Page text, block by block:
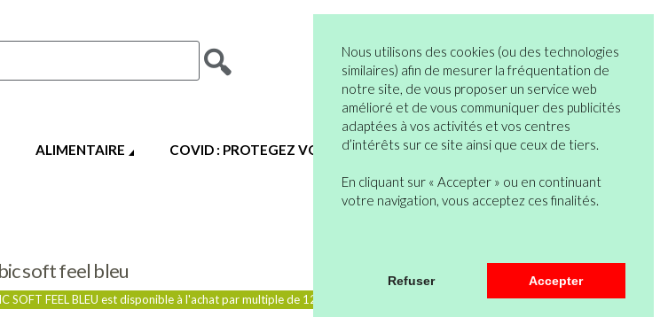
Nous utilisons des cookies (ou des technologies
similaires) afin de mesurer la fréquentation de
notre site, de vous proposer un service web
amélioré et de vous communiquer des publicités
adaptées à vos activités et vos centres
d’intérêts sur ce site ainsi que ceux de tiers.
En cliquant sur « Accepter » ou en continuant
votre navigation, vous acceptez ces finalités.
Refuser Accepter
Vous n’êtes pas encore en compte ?
Bienvenue
Mon Compte
0 articles
Mon Panier
ALIMENTAIRE COVID : PROTEGEZ VOUS HYGIENE ET SERVICES GENERAUX
soft feel bleu
SOFT FEEL BLEU est disponible à l'achat par multiple de 12
mettre au panier.